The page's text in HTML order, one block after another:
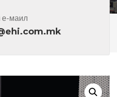
е-маил
Акумулација На